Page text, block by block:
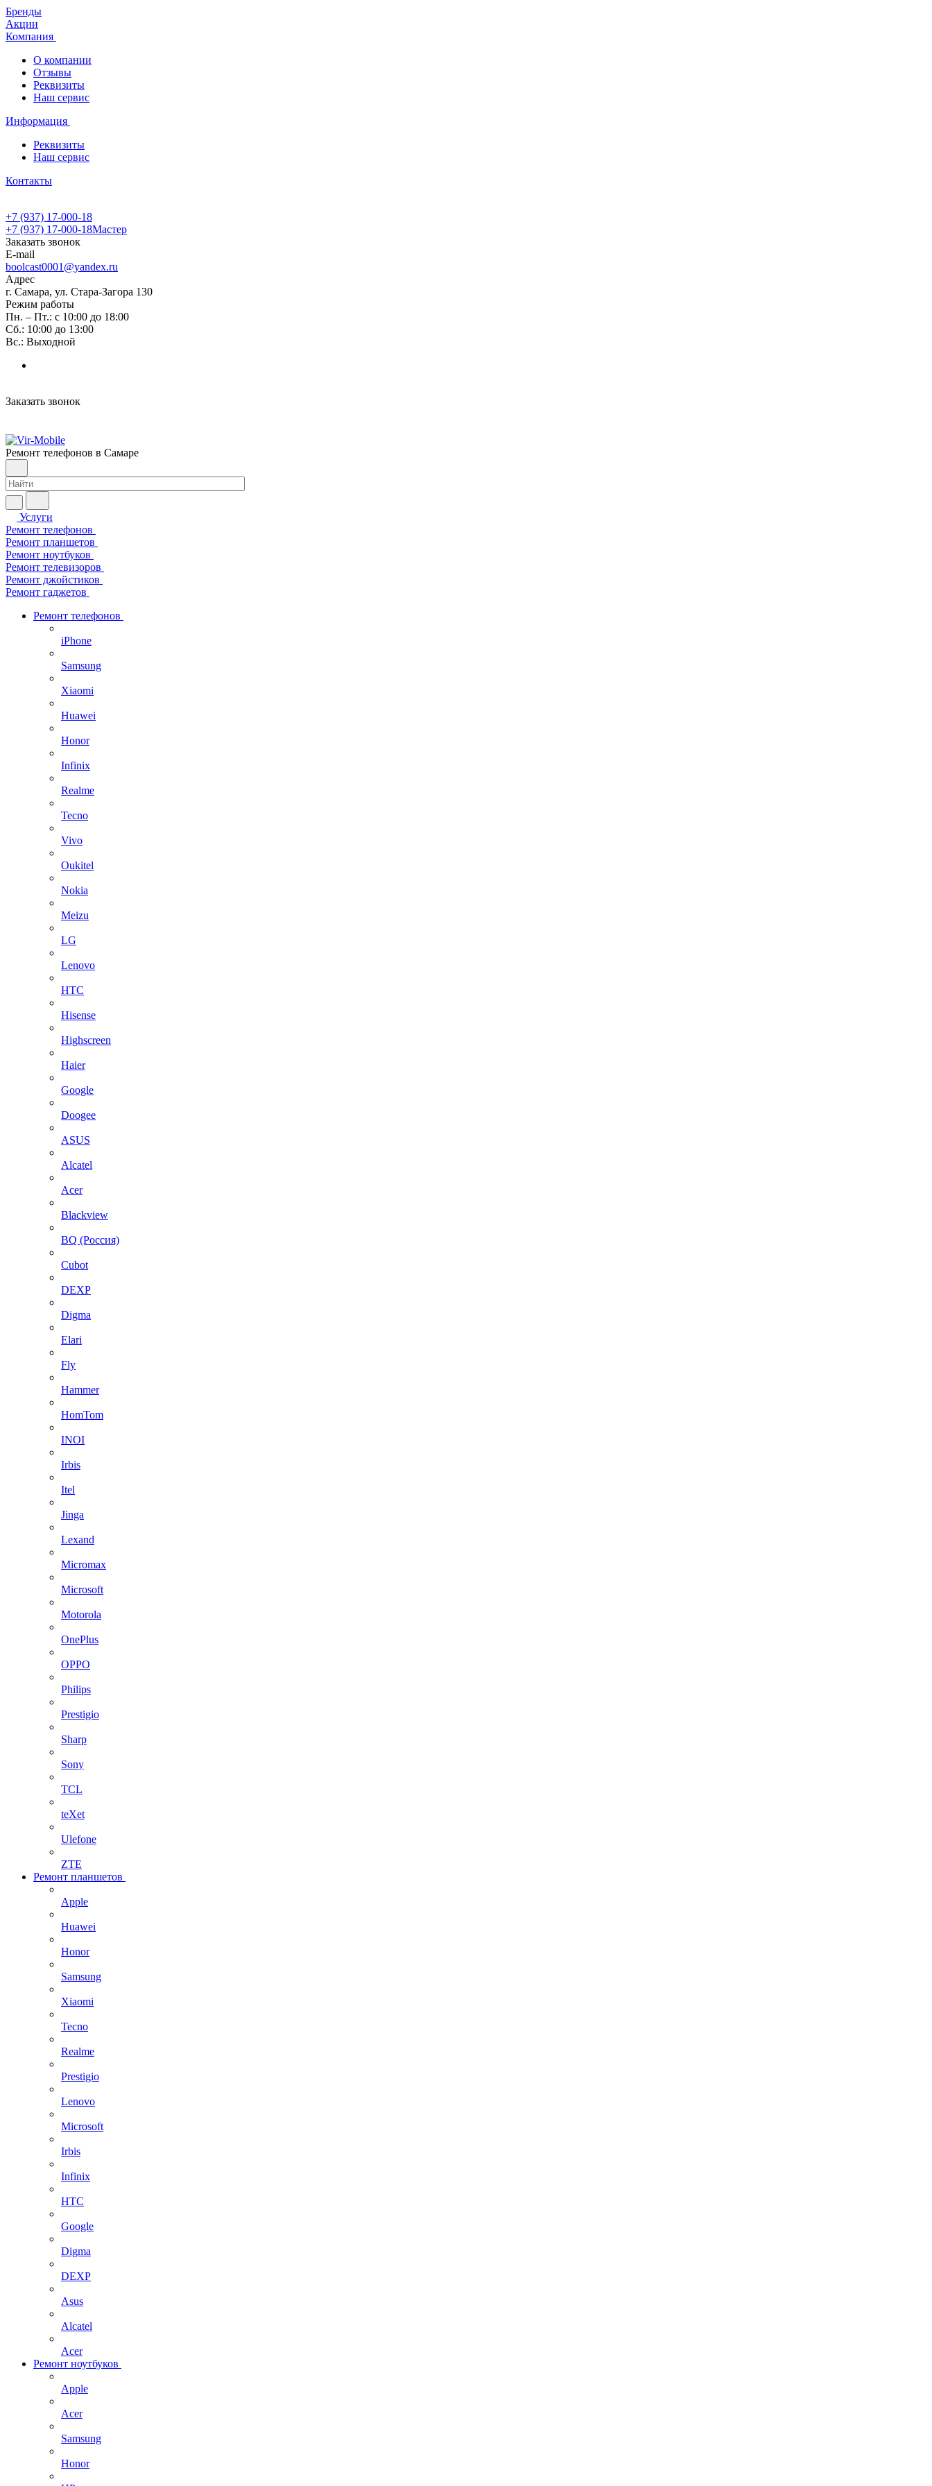
Бренды
Акции
Компания
О компании
Отзывы
Реквизиты
Наш сервис
Информация
Реквизиты
Наш сервис
Контакты
+7 (937) 17-000-18
+7 (937) 17-000-18Мастер
Заказать звонок
E-mail
boolcast0001@yandex.ru
Адрес
г. Самара, ул. Стара-Загора 130
Режим работы
Пн. – Пт.: с 10:00 до 18:00
Сб.: 10:00 до 13:00
Вс.: Выходной
Заказать звонок
Ремонт телефонов в Самаре
Услуги
Ремонт телефонов
Ремонт планшетов
Ремонт ноутбуков
Ремонт телевизоров
Ремонт джойстиков
Ремонт гаджетов
Ремонт телефонов
iPhone
Samsung
Xiaomi
Huawei
Honor
Infinix
Realme
Tecno
Vivo
Oukitel
Nokia
Meizu
LG
Lenovo
HTC
Hisense
Highscreen
Haier
Google
Doogee
ASUS
Alcatel
Acer
Blackview
BQ (Россия)
Cubot
DEXP
Digma
Elari
Fly
Hammer
HomTom
INOI
Irbis
Itel
Jinga
Lexand
Micromax
Microsoft
Motorola
OnePlus
OPPO
Philips
Prestigio
Sharp
Sony
TCL
teXet
Ulefone
ZTE
Ремонт планшетов
Apple
Huawei
Honor
Samsung
Xiaomi
Tecno
Realme
Prestigio
Lenovo
Microsoft
Irbis
Infinix
HTC
Google
Digma
DEXP
Asus
Alcatel
Acer
Ремонт ноутбуков
Apple
Acer
Samsung
Honor